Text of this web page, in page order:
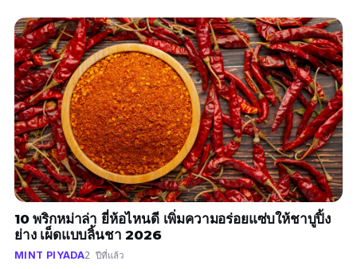
10 พริกหม่าล่า ยี่ห้อไหนดี เพิ่มความอร่อยแซ่บให้ชาบูปิ้ง
ย่าง เผ็ดแบบลิ้นชา 2026
MINT PIYADA2 ปีที่แล้ว